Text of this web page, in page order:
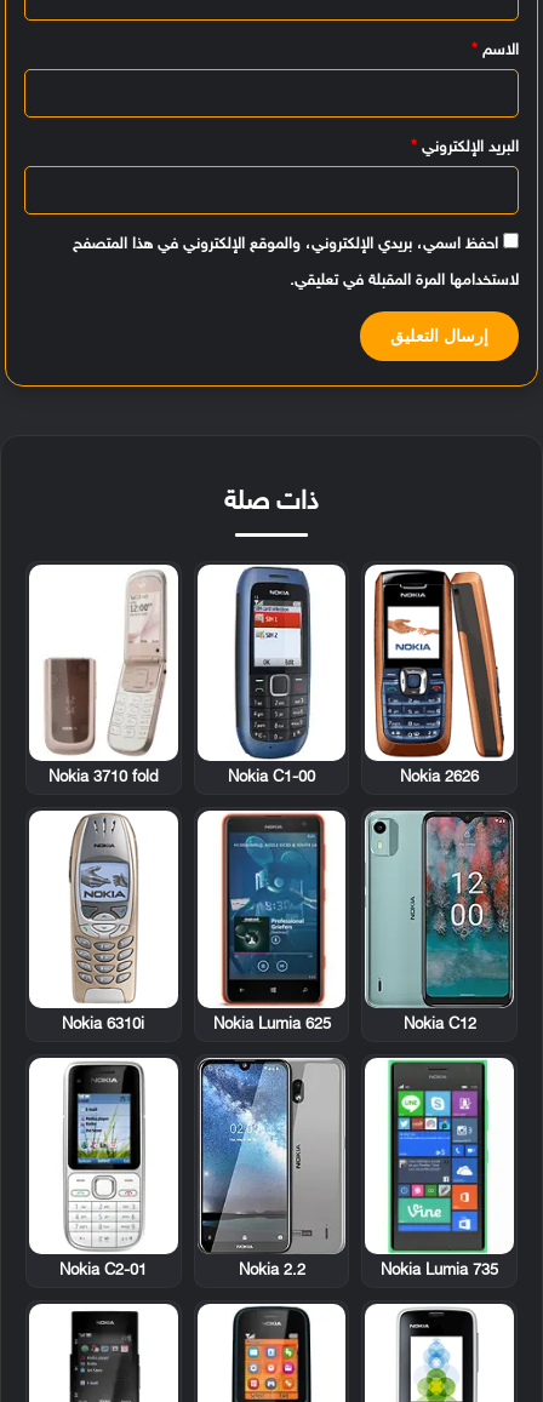
ي
ق
الاسم *
البريد الإلكتروني *
احفظ اسمي، بريدي الإلكتروني، والموقع الإلكتروني في هذا المتصفح
لاستخدامها المرة المقبلة في تعليقي.
ذات صلة
Nokia 2626
Nokia C1-00
Nokia 3710 fold
Nokia C12
Nokia Lumia 625
Nokia 6310i
Nokia Lumia 735
Nokia 2.2
Nokia C2-01